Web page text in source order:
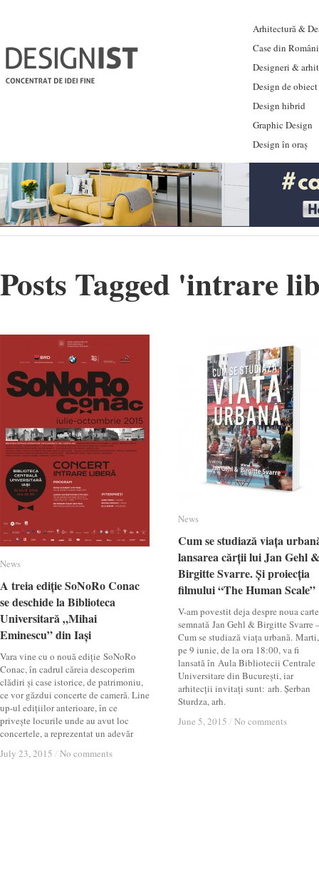
Arhitectură &
Case din
Designeri &
Design de obiect
Design hibrid
Graphic Design
Design în oraș
Posts Tagged 'intrare
News
A treia ediție SoNoRo Conac
se deschide la Biblioteca
Universitară „Mihai
Eminescu” din Iași
Vara vine cu o nouă ediție SoNoRo
Conac, în cadrul căreia descoperim
clădiri și case istorice, de patrimoniu,
ce vor găzdui concerte de cameră. Line
up-ul edițiilor anterioare, în ce
privește locurile unde au avut loc
concertele, a reprezentat un adevăr
July 23, 2015 / No comments
News
A treia ediție SoNoRo Conac
se deschide la Biblioteca
Universitară „Mihai
Eminescu” din Iași
July 23, 2015 / No comments
News
Cum se studiază viața
lansarea cărții lui Jan Gehl &
Birgitte Svarre. Și proiecția
filmului “The Human Scale”
V-am povestit deja despre noua carte
semnată Jan Gehl & Birgitte Svarre
Cum se studiază viața urbană. Marti,
pe 9 iunie, de la ora 18:00, va fi
lansată în Aula Bibliotecii Centrale
Universitare din București, iar
arhitecții invitați sunt: arh. Șerban
Sturdza, arh.
June 5, 2015 / No comments
News
Cum se studiază viața
lansarea cărții lui Jan Gehl &
Birgitte Svarre. Și proiecția
filmului “The Human Scale”
June 5, 2015 / No comments